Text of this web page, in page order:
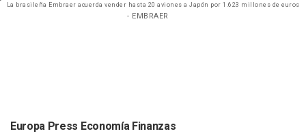
La brasileña Embraer acuerda vender hasta 20 aviones a Japón por 1.623 millones de euros
- EMBRAER
Europa Press Economía Finanzas